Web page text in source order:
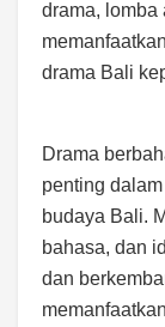
drama, lomba
drama Bali
Drama
penting
budaya Bali.
bahasa, dan
dan